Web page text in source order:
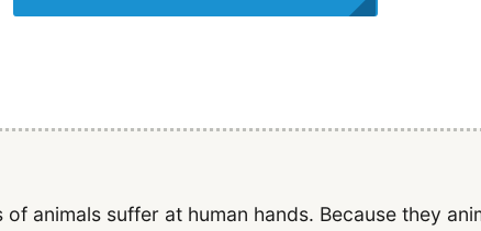
animals suffer at human hands. Because they